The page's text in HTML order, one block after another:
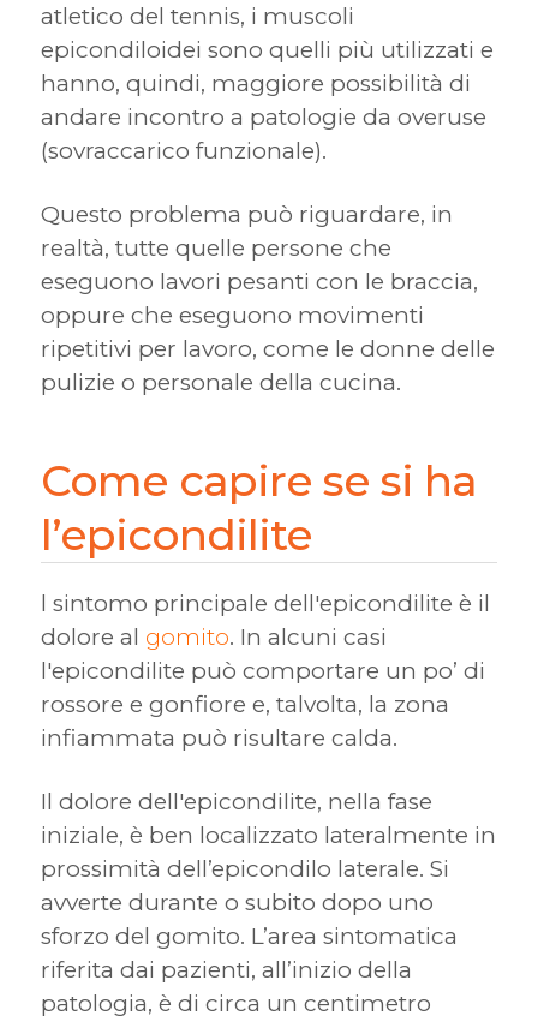
atletico del tennis, i muscoli
epicondiloidei sono quelli più utilizzati e
hanno, quindi, maggiore possibilità di
andare incontro a patologie da overuse
(sovraccarico funzionale).
Questo problema può riguardare, in
realtà, tutte quelle persone che
eseguono lavori pesanti con le braccia,
oppure che eseguono movimenti
ripetitivi per lavoro, come le donne delle
pulizie o personale della cucina.
Come capire se si ha
l’epicondilite
l sintomo principale dell'epicondilite è il
dolore al gomito. In alcuni casi
l'epicondilite può comportare un po’ di
rossore e gonfiore e, talvolta, la zona
infiammata può risultare calda.
Il dolore dell'epicondilite, nella fase
iniziale, è ben localizzato lateralmente in
prossimità dell’epicondilo laterale. Si
avverte durante o subito dopo uno
sforzo del gomito. L’area sintomatica
riferita dai pazienti, all’inizio della
patologia, è di circa un centimetro